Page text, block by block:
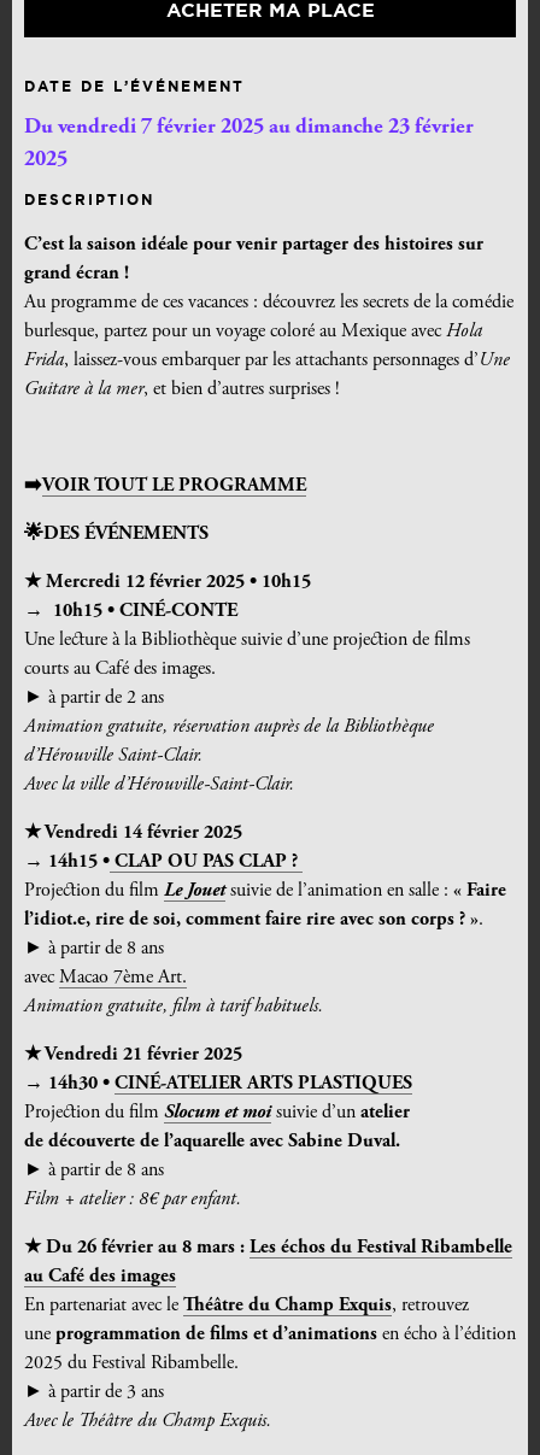
ACHETER MA PLACE
DATE DE L’ÉVÉNEMENT
Du vendredi 7 février 2025 au dimanche 23 février
2025
DESCRIPTION
C’est la saison idéale pour venir partager des histoires sur
grand écran !
Au programme de ces vacances : découvrez les secrets de la comédie
burlesque, partez pour un voyage coloré au Mexique avec Hola
Frida, laissez-vous embarquer par les attachants personnages d’Une
Guitare à la mer, et bien d’autres surprises !
➡️VOIR TOUT LE PROGRAMME
🌟DES ÉVÉNEMENTS
★Mercredi 12 février 2025 • 10h15
→ 10h15 • CINÉ-CONTE
Une lecture à la Bibliothèque suivie d’une projection de films
courts au Café des images.
► à partir de 2 ans
Animation gratuite, réservation auprès de la Bibliothèque
d’Hérouville Saint-Clair.
Avec la ville d’Hérouville-Saint-Clair.
★Vendredi 14 février 2025
→ 14h15 • CLAP OU PAS CLAP ?
Projection du film Le Jouet suivie de l’animation en salle : « Faire
l’idiot.e, rire de soi, comment faire rire avec son corps ? ».
► à partir de 8 ans
avecMacao 7ème Art.
Animation gratuite, film à tarif habituels.
★Vendredi 21 février 2025
→ 14h30 • CINÉ-ATELIER ARTS PLASTIQUES
Projection du film Slocum et moi suivie d’un atelier
de découverte de l’aquarelle avec Sabine Duval.
► à partir de 8 ans
Film + atelier : 8€ par enfant.
★Du 26 février au 8 mars : Les échos du Festival Ribambelle
au Café des images
En partenariat avec le Théâtre du Champ Exquis, retrouvez
une programmation de films et d’animations en écho à l’édition
2025 du Festival Ribambelle.
► à partir de 3 ans
Avec le Théâtre du Champ Exquis.